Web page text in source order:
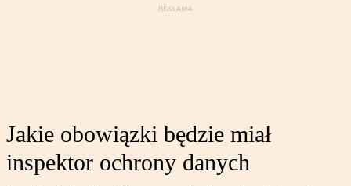
Jakie obowiązki będzie miał
inspektor ochrony danych